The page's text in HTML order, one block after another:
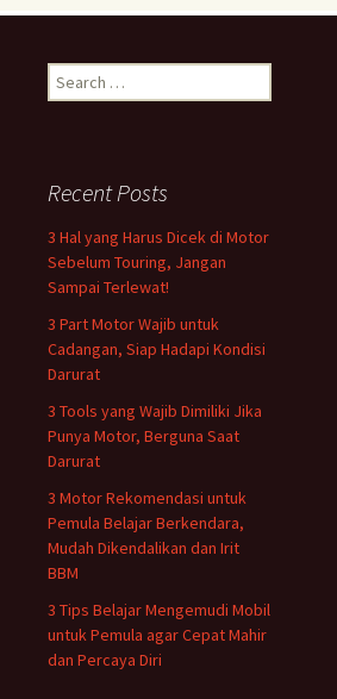
Search
for:
Recent Posts
3 Hal yang Harus Dicek di Motor
Sebelum Touring, Jangan
Sampai Terlewat!
3 Part Motor Wajib untuk
Cadangan, Siap Hadapi Kondisi
Darurat
3 Tools yang Wajib Dimiliki Jika
Punya Motor, Berguna Saat
Darurat
3 Motor Rekomendasi untuk
Pemula Belajar Berkendara,
Mudah Dikendalikan dan Irit
BBM
3 Tips Belajar Mengemudi Mobil
untuk Pemula agar Cepat Mahir
dan Percaya Diri